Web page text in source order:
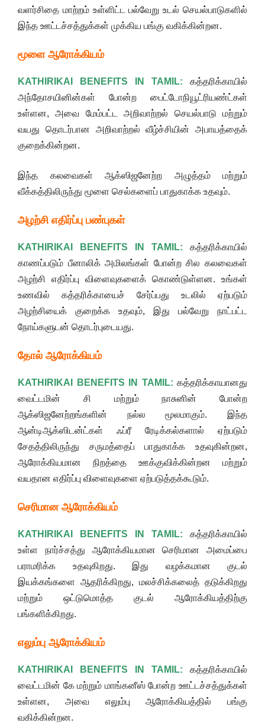
வளர்சிதை மாற்றம் உள்ளிட்ட பல்வேறு உடல் செயல்பாடுகளில்
இந்த ஊட்டச்சத்துக்கள் முக்கிய பங்கு வகிக்கின்றன.
மூளை ஆரோக்கியம்
KATHIRIKAI BENEFITS IN TAMIL: கத்தரிக்காயில்
அந்தோசயினின்கள் போன்ற பைட்டோநியூட்ரியண்ட்கள்
உள்ளன, அவை மேம்பட்ட அறிவாற்றல் செயல்பாடு மற்றும்
வயது தொடர்பான அறிவாற்றல் வீழ்ச்சியின் அபாயத்தைக்
குறைக்கின்றன.
இந்த கலவைகள் ஆக்ஸிஜனேற்ற அழுத்தம் மற்றும்
வீக்கத்திலிருந்து மூளை செல்களைப் பாதுகாக்க உதவும்.
அழற்சி எதிர்ப்பு பண்புகள்
KATHIRIKAI BENEFITS IN TAMIL: கத்தரிக்காயில்
காணப்படும் பீனாலிக் அமிலங்கள் போன்ற சில கலவைகள்
அழற்சி எதிர்ப்பு விளைவுகளைக் கொண்டுள்ளன. உங்கள்
உணவில் கத்தரிக்காயைச் சேர்ப்பது உடலில் ஏற்படும்
அழற்சியைக் குறைக்க உதவும், இது பல்வேறு நாட்பட்ட
நோய்களுடன் தொடர்புடையது.
தோல் ஆரோக்கியம்
KATHIRIKAI BENEFITS IN TAMIL: கத்தரிக்காயானது
வைட்டமின் சி மற்றும் நாசுனின் போன்ற
ஆக்ஸிஜனேற்றங்களின் நல்ல மூலமாகும். இந்த
ஆன்டிஆக்ஸிடன்ட்கள் ஃப்ரீ ரேடிக்கல்களால் ஏற்படும்
சேதத்திலிருந்து சருமத்தைப் பாதுகாக்க உதவுகின்றன,
ஆரோக்கியமான நிறத்தை ஊக்குவிக்கின்றன மற்றும்
வயதான எதிர்ப்பு விளைவுகளை ஏற்படுத்தக்கூடும்.
செரிமான ஆரோக்கியம்
KATHIRIKAI BENEFITS IN TAMIL: கத்தரிக்காயில்
உள்ள நார்ச்சத்து ஆரோக்கியமான செரிமான அமைப்பை
பராமரிக்க உதவுகிறது. இது வழக்கமான குடல்
இயக்கங்களை ஆதரிக்கிறது, மலச்சிக்கலைத் தடுக்கிறது
மற்றும் ஒட்டுமொத்த குடல் ஆரோக்கியத்திற்கு
பங்களிக்கிறது.
எலும்பு ஆரோக்கியம்
KATHIRIKAI BENEFITS IN TAMIL: கத்தரிக்காயில்
வைட்டமின் கே மற்றும் மாங்கனீஸ் போன்ற ஊட்டச்சத்துக்கள்
உள்ளன, அவை எலும்பு ஆரோக்கியத்தில் பங்கு
வகிக்கின்றன.